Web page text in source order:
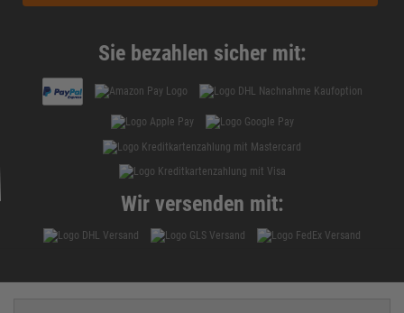
Sie bezahlen sicher mit:
Wir versenden mit: